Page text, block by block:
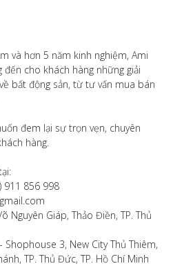
và hơn 5 năm kinh nghiệm, Ami
cho khách hàng những giải
bất động sản, từ tư vấn mua bán
đem lại sự trọn vẹn, chuyên
hàng.
911 856 998
Nguyên Giáp, Thảo Điền, TP. Thủ
Shophouse 3, New City Thủ Thiêm,
TP. Thủ Đức, TP. Hồ Chí Minh